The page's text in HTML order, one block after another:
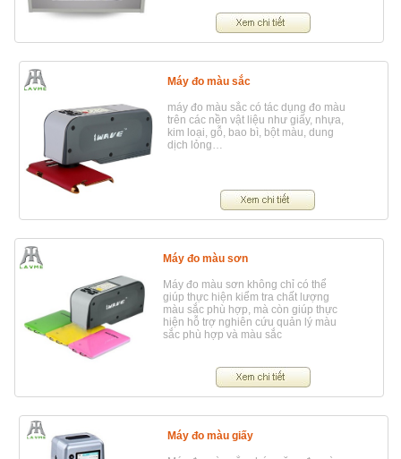
Máy đo màu sắc
máy đo màu sắc có tác dụng đo màu
trên các nền vật liệu như giấy, nhựa,
kim loại, gỗ, bao bì, bột màu, dung
dịch lỏng…
Máy đo màu sơn
Máy đo màu sơn không chỉ có thể
giúp thực hiện kiểm tra chất lượng
màu sắc phù hợp, mà còn giúp thực
hiện hỗ trợ nghiên cứu quản lý màu
sắc phù hợp và màu sắc
Máy đo màu giấy